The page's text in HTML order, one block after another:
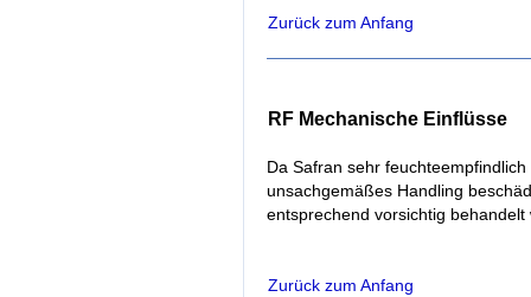
Zurück zum Anfang
RF Mechanische Einflüsse
Da Safran sehr
unsachgemäßes Handling
entsprechend vorsichtig behandelt
Zurück zum Anfang